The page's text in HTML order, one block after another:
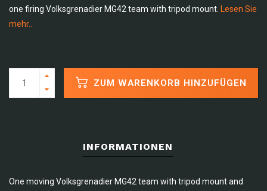
one firing Volksgrenadier MG42 team with tripod mount. Lesen Sie
mehr..
ZUM WARENKORB HINZUFÜGEN
INFORMATIONEN
One moving Volksgrenadier MG42 team with tripod mount and